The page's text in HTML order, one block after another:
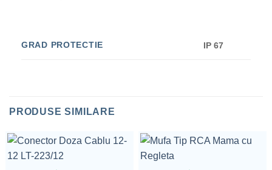
GRAD PROTECTIE IP 67
PRODUSE SIMILARE